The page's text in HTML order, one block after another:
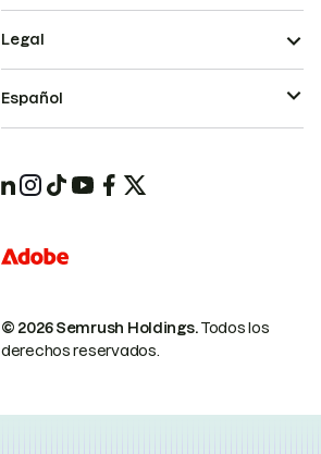
© 2026 Semrush Holdings.Todos los
derechos reservados.
Legal
Español